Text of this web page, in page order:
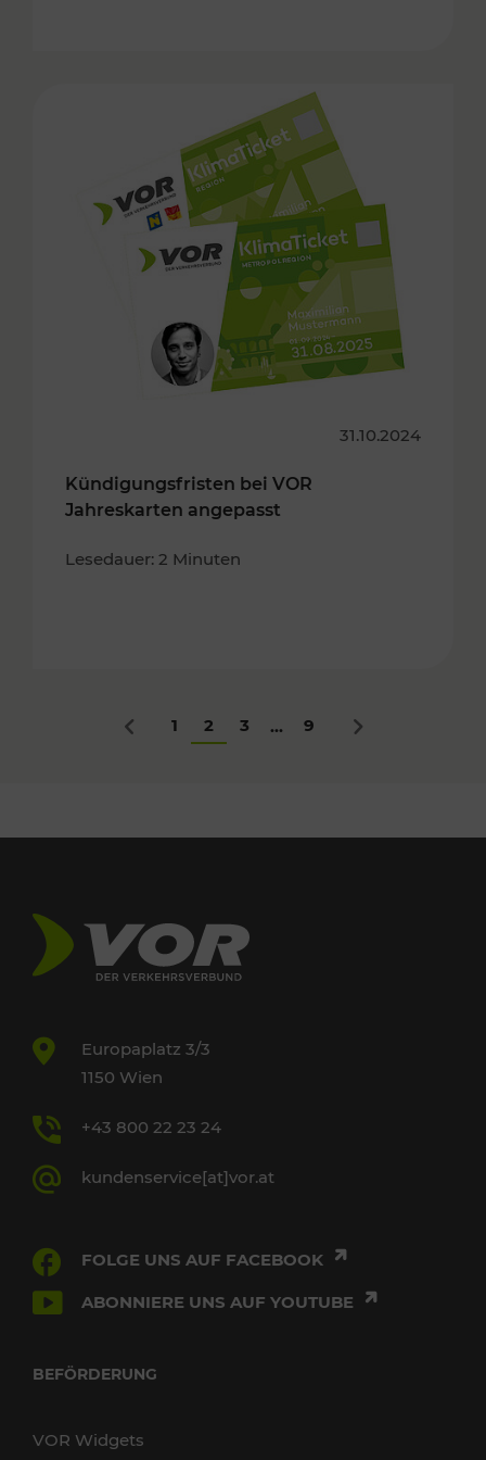
31.10.2024
Kündigungsfristen bei VOR
Jahreskarten angepasst
Lesedauer: 2 Minuten
Zurück
1 2 3 ... 9 Nächstes
Europaplatz 3/3
1150 Wien
+43 800 22 23 24
kundenservice[at]vor.at
FOLGE UNS AUF FACEBOOK
ABONNIERE UNS AUF YOUTUBE
BEFÖRDERUNG
VOR Widgets